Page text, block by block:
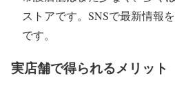
ストアです。SNSで最新情報
です。
実店舗で得られるメリット